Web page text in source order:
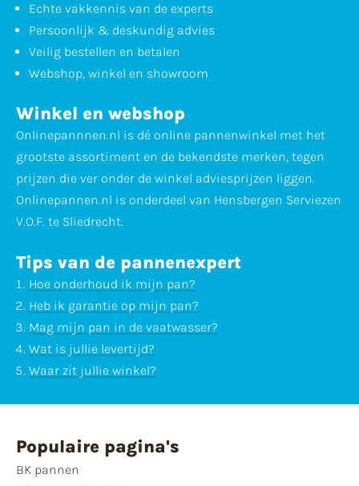
Echte vakkennis van de experts
Persoonlijk & deskundig advies
Veilig bestellen en betalen
Webshop, winkel en showroom
Winkel en webshop
Onlinepannnen.nl is dé online pannenwinkel met het
grootste assortiment en de bekendste merken, tegen
prijzen die ver onder de winkel adviesprijzen liggen.
Onlinepannen.nl is onderdeel van Hensbergen Serviezen
V.O.F. te Sliedrecht.
Tips van de pannenexpert
Hoe onderhoud ik mijn pan?
Heb ik garantie op mijn pan?
Mag mijn pan in de vaatwasser?
Wat is jullie levertijd?
Waar zit jullie winkel?
Populaire pagina's
BK pannen